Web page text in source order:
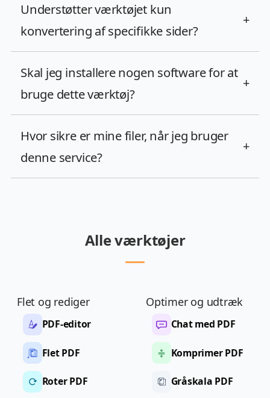
Understøtter værktøjet kun
konvertering af specifikke sider?
+
Skal jeg installere nogen software for at
bruge dette værktøj?
+
Hvor sikre er mine filer, når jeg bruger
denne service?
+
Alle værktøjer
Flet og rediger
PDF-editor
Flet PDF
Roter PDF
Optimer og udtræk
Chat med PDF
Komprimer PDF
Gråskala PDF